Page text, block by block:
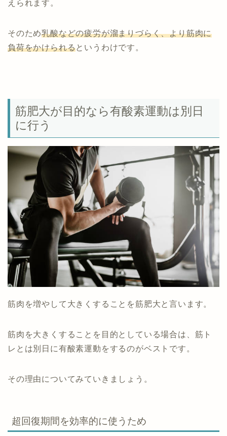
えられます。
そのため乳酸などの疲労が溜まりづらく、より筋肉に
負荷をかけられるというわけです。
筋肥大が目的なら有酸素運動は別日
に行う
筋肉を増やして大きくすることを筋肥大と言います。
筋肉を大きくすることを目的としている場合は、筋ト
レとは別日に有酸素運動をするのがベストです。
その理由についてみていきましょう。
超回復期間を効率的に使うため